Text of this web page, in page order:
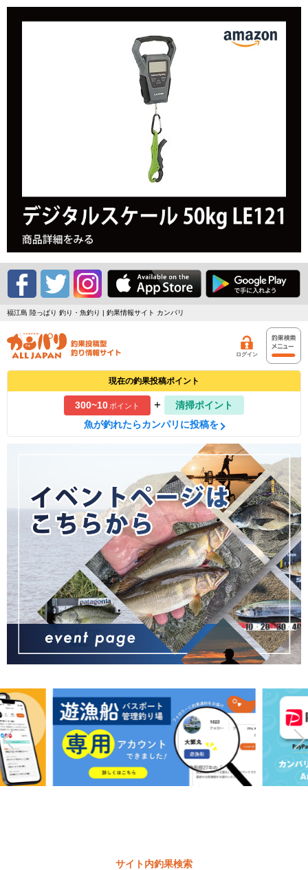
福江島 陸っぱり 釣り・魚釣り | 釣果情報サイト カンパリ
ログイン
現在の釣果投稿ポイント
300~10ポイント +
清掃ポイント
魚が釣れたらカンパリに投稿を
サイト内釣果検索